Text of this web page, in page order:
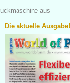
aus
Die aktuelle Ausgabe!